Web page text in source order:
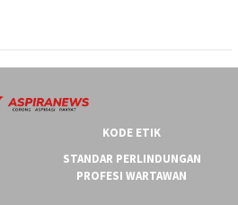
KODE ETIK
STANDAR PERLINDUNGAN
PROFESI WARTAWAN